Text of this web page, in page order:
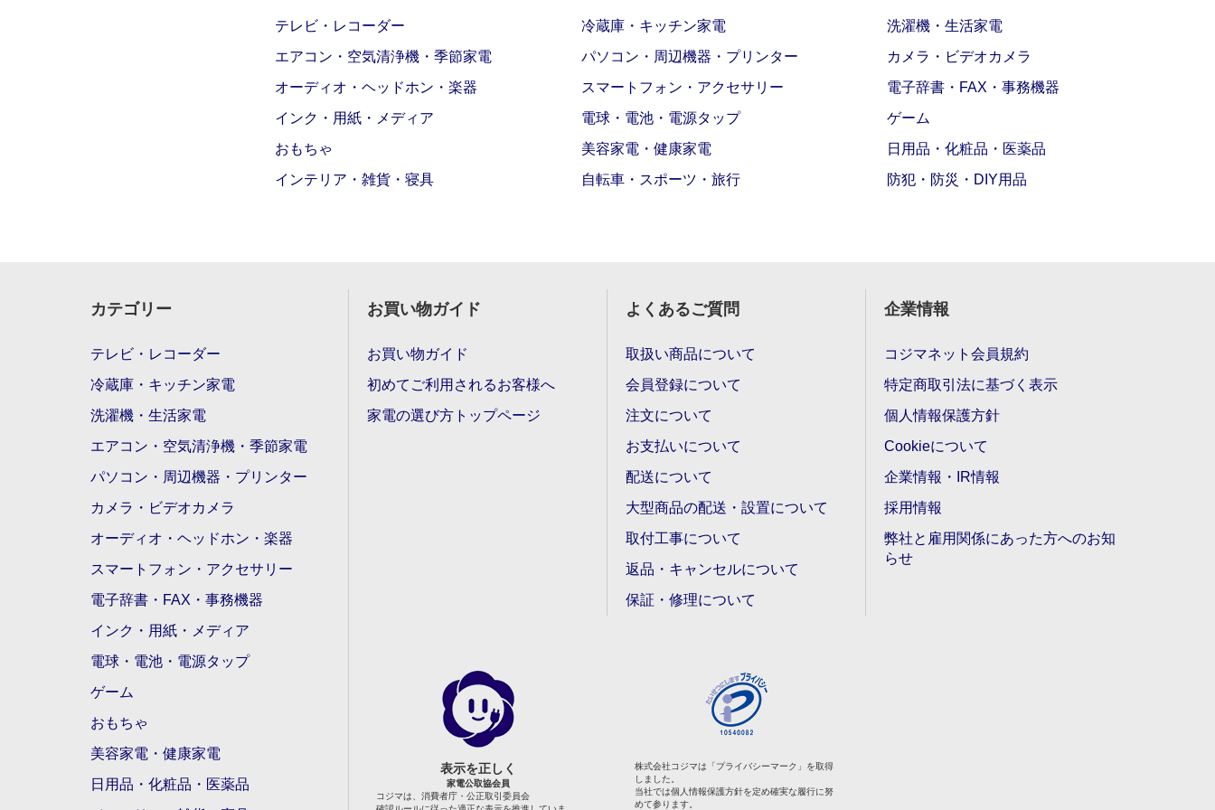
テレビ・レコーダー 冷蔵庫・キッチン家電
洗濯機・生活家電
エアコン・空気清浄機・季節家電
パソコン・周辺機器・プリンター
カメラ・ビデオカメラ
オーディオ・ヘッドホン・楽器
スマートフォン・アクセサリー
電子辞書・FAX・事務機器
インク・用紙・メディア
電球・電池・電源タップ
ゲーム
おもちゃ
美容家電・健康家電
日用品・化粧品・医薬品
インテリア・雑貨・寝具
自転車・スポーツ・旅行 防犯・防災・DIY用品
カテゴリー
テレビ・レコーダー
冷蔵庫・キッチン家電
洗濯機・生活家電
エアコン・空気清浄機・季節家電
パソコン・周辺機器・プリンター
カメラ・ビデオカメラ
オーディオ・ヘッドホン・楽器
スマートフォン・アクセサリー
電子辞書・FAX・事務機器
インク・用紙・メディア
電球・電池・電源タップ
ゲーム
おもちゃ
美容家電・健康家電
日用品・化粧品・医薬品
お買い物ガイド
お買い物ガイド
初めてご利用されるお客様へ
家電の選び方トップページ
よくあるご質問
取扱い商品について
会員登録について
注文について
お支払いについて
配送について
大型商品の配送・設置について
取付工事について
返品・キャンセルについて
保証・修理について
企業情報
コジマネット会員規約
特定商取引法に基づく表示
個人情報保護方針
Cookieについて
企業情報・IR情報
採用情報
弊社と雇用関係にあった方へのお知
らせ
表示を正しく
家電公取協会員
コジマは、消費者庁・公正取引委員会
株式会社コジマは「プライバシーマーク」を取得
しました。
当社では個人情報保護方針を定め確実な履行に努
めて参ります。